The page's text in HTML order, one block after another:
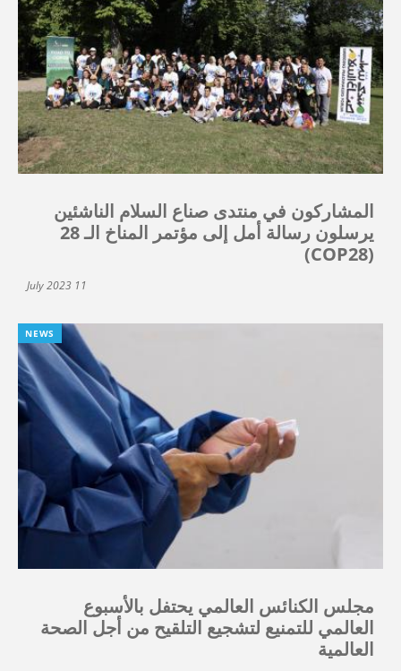
المشاركون في منتدى صناع السلام الناشئين
يرسلون رسالة أمل إلى مؤتمر المناخ الـ 28
(COP28)
11 July 2023
NEWS
مجلس الكنائس العالمي يحتفل بالأسبوع
العالمي للتمنيع لتشجيع التلقيح من أجل الصحة
العالمية